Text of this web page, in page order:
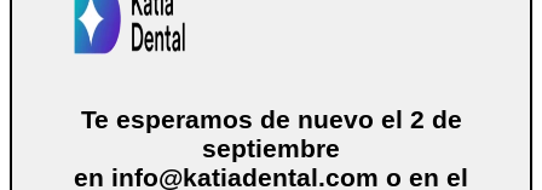
Te esperamos de nuevo el 2 de
septiembre
en info@katiadental.com o en el